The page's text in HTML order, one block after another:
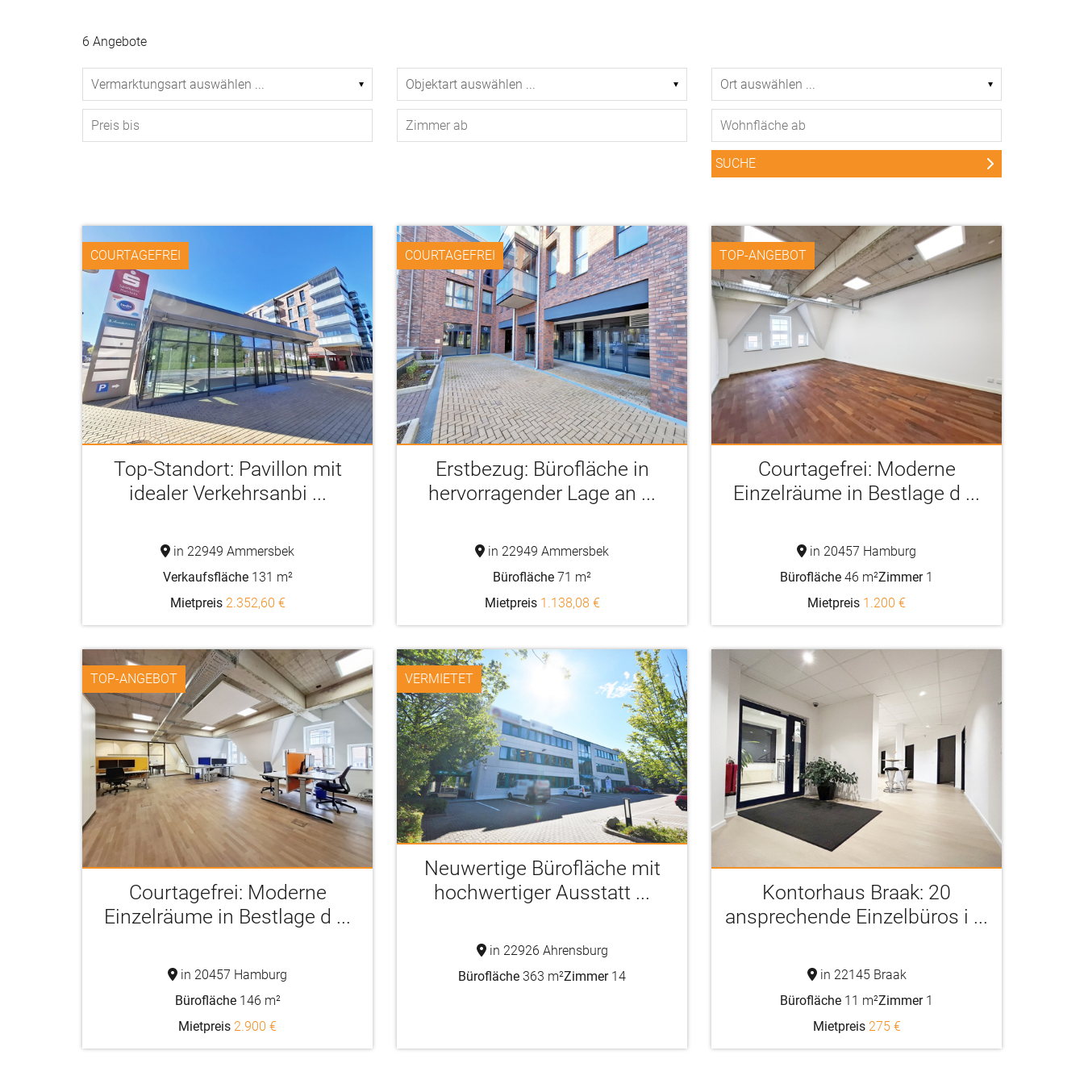
6 Angebote
COURTAGEFREI
Top-Standort: Pavillon mit
idealer Verkehrsanbi ...
in 22949 Ammersbek
Verkaufsfläche 131 m²
Mietpreis 2.352,60 €
COURTAGEFREI
Erstbezug: Bürofläche in
hervorragender Lage an ...
in 22949 Ammersbek
Bürofläche 71 m²
Mietpreis 1.138,08 €
TOP-ANGEBOT
Courtagefrei: Moderne
Einzelräume in Bestlage d ...
in 20457 Hamburg
Bürofläche 46 m²Zimmer 1
Mietpreis 1.200 €
TOP-ANGEBOT
Courtagefrei: Moderne
Einzelräume in Bestlage d ...
in 20457 Hamburg
Bürofläche 146 m²
Mietpreis 2.900 €
VERMIETET
Neuwertige Bürofläche mit
hochwertiger Ausstatt ...
in 22926 Ahrensburg
Bürofläche 363 m²Zimmer 14
Kontorhaus Braak: 20
ansprechende Einzelbüros i ...
in 22145 Braak
Bürofläche 11 m²Zimmer 1
Mietpreis 275 €